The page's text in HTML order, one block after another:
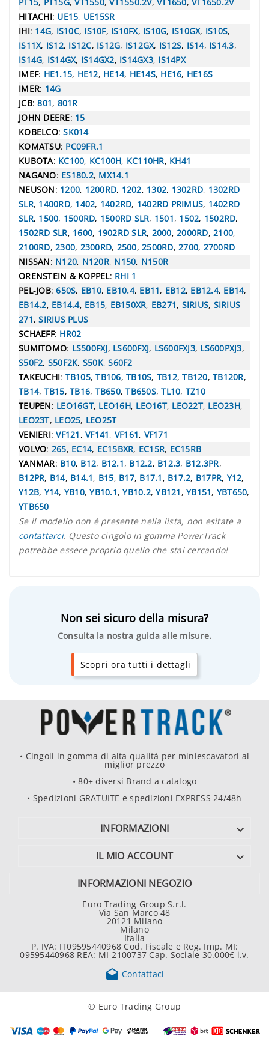
HITACHI: UE15, UE15SR
IHI: 14G, IS10C, IS10F, IS10FX, IS10G, IS10GX, IS10S,
IS11X, IS12, IS12C, IS12G, IS12GX, IS12S, IS14, IS14.3,
IS14G, IS14GX, IS14GX2, IS14GX3, IS14PX
IMEF: HE1.15, HE12, HE14, HE14S, HE16, HE16S
IMER: 14G
JCB:801, 801R
JOHN DEERE: 15
KOBELCO:SK014
KOMATSU: PC09FR.1
KUBOTA: KC100, KC100H, KC110HR, KH41
NAGANO: ES180.2, MX14.1
NEUSON: 1200, 1200RD, 1202, 1302, 1302RD, 1302RD
SLR, 1400RD, 1402, 1402RD, 1402RD PRIMUS, 1402RD
SLR, 1500, 1500RD, 1500RD SLR, 1501, 1502, 1502RD,
1502RD SLR, 1600, 1902RD SLR, 2000, 2000RD, 2100,
2100RD, 2300, 2300RD, 2500, 2500RD, 2700, 2700RD
NISSAN: N120, N120R, N150, N150R
ORENSTEIN & KOPPEL: RHI 1
PEL-JOB:650S, EB10, EB10.4, EB11, EB12, EB12.4, EB14,
EB14.2, EB14.4, EB15, EB150XR, EB271, SIRIUS, SIRIUS
271,SIRIUS PLUS
SCHAEFF: HR02
SUMITOMO: LS500FXJ, LS600FXJ, LS600FXJ3, LS600PXJ3,
S50F2, S50F2K, S50K,S60F2
TAKEUCHI: TB105,TB106, TB10S, TB12,TB120, TB120R,
TB14, TB15, TB16, TB650,TB650S,TL10, TZ10
TEUPEN: LEO16GT, LEO16H, LEO16T, LEO22T, LEO23H,
LEO23T, LEO25, LEO25T
VENIERI:VF121 , VF141, VF161, VF171
VOLVO: 265, EC14, EC15BXR, EC15R, EC15RB
YANMAR: B10, B12, B12.1, B12.2, B12.3, B12.3PR,
B12PR, B14, B14.1, B15, B17, B17.1 , B17.2, B17PR, Y12,
Y12B, Y14, YB10,YB10.1,YB10.2,YB121 , YB151, YBT650,
YTB650
Se il modello non è presente nella lista, non esitate a
contattarci. Questo cingolo in gomma PowerTrack
potrebbe essere proprio quello che stai cercando!
Non sei sicuro della misura?
Consulta la nostra guida alle misure.
Scopri ora tutti i dettagli
• Cingoli in gomma di alta qualità per miniescavatori al
miglior prezzo
• 80+ diversi Brand a catalogo
• Spedizioni GRATUITE e spedizioni EXPRESS 24/48h
INFORMAZIONI 
IL MIO ACCOUNT 
INFORMAZIONI NEGOZIO
Euro Trading Group S.r.l.
Via San Marco 48
20121 Milano
Milano
Italia
P. IVA: IT09595440968 Cod. Fiscale e Reg. Imp. MI:
09595440968 REA: MI-2100737 Cap. Sociale 30.000€ i.v.
 Contattaci
© Euro Trading Group